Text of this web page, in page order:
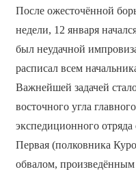
После ожесточённой
недели, 12 января
был неудачной
расписал всем
Важнейшей задачей
восточного угла
экспедиционного
Первая (полковника
обвалом,